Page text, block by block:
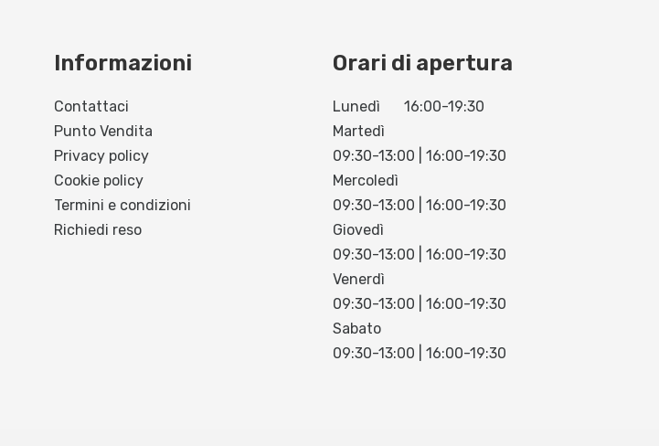
Informazioni
Contattaci
Punto Vendita
Privacy policy
Cookie policy
Termini e condizioni
Richiedi reso
Orari di apertura
Lunedì
16:00-19:30
Martedì
09:30-13:00 | 16:00-19:30
Mercoledì
09:30-13:00 | 16:00-19:30
Giovedì
09:30-13:00 | 16:00-19:30
Venerdì
09:30-13:00 | 16:00-19:30
Sabato
09:30-13:00 | 16:00-19:30